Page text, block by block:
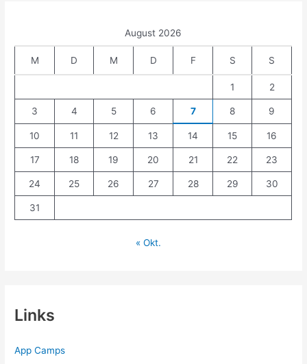
August 2026
M D M D F S S
1 2
3 4 5 6 7 8 9
10 11 12 13 14 15 16
17 18 19 20 21 22 23
24 25 26 27 28 29 30
31
« Okt.
Links
App Camps